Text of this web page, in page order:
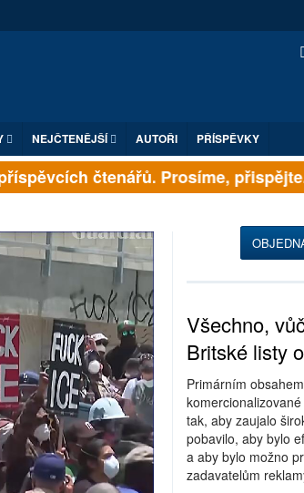
NEJČTENĚJŠÍ AUTOŘI PŘÍSPĚVKY
čtenářů. Prosíme, přispějte. ➥
Všechno,
Britské listy
Primárním
tak, aby zaujalo
pobavilo, aby bylo
a aby bylo možno
zadavatelům